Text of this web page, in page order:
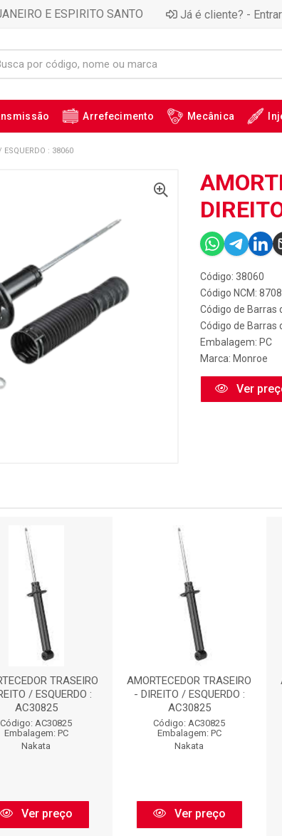
E ESPIRITO SANTO Já é cliente? - Entrar
Arrefecimento Mecânica
ESQUERDO : 38060
Código: 38060
Código NCM:
Código de Barras
Código de Barras
Embalagem: PC
Marca: Monroe
Ver
TRASEIRO
/ ESQUERDO :
AC30825
Código: AC30825
Embalagem: PC
Nakata
Ver preço
AMORTECEDOR TRASEIRO
- DIREITO / ESQUERDO :
AC30825
Código: AC30825
Embalagem: PC
Nakata
Ver preço